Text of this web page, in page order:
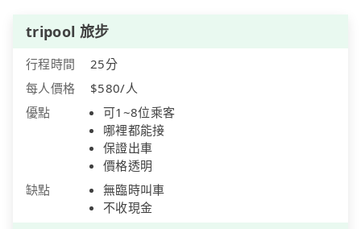
tripool 旅步
行程時間
25分
每人價格
$580/人
優點
可1~8位乘客
哪裡都能接
保證出車
價格透明
缺點
無臨時叫車
不收現金